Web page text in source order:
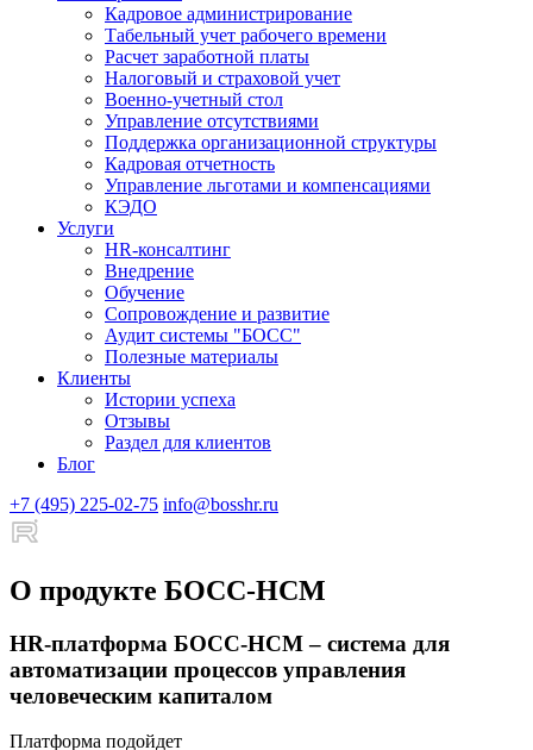
Кадровое администрирование
Табельный учет рабочего времени
Расчет заработной платы
Налоговый и страховой учет
Военно-учетный стол
Управление отсутствиями
Поддержка организационной структуры
Кадровая отчетность
Управление льготами и компенсациями
КЭДО
Услуги
HR-консалтинг
Внедрение
Обучение
Сопровождение и развитие
Аудит системы "БОСС"
Полезные материалы
Клиенты
Истории успеха
Отзывы
Раздел для клиентов
Блог
+7 (495) 225-02-75 info@bosshr.ru
О продукте БОСС-HCM
HR-платформа БОСС-HCM – система для
автоматизации процессов управления
человеческим капиталом
Платформа подойдет